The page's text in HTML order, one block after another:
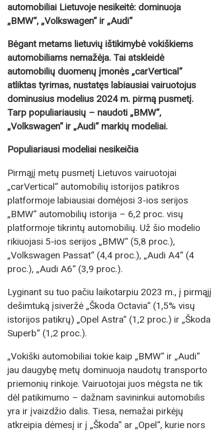
automobiliai Lietuvoje nesikeitė: dominuoja
„BMW“, „Volkswagen“ ir „Audi“
Bėgant metams lietuvių ištikimybė vokiškiems
automobiliams nemažėja. Tai atskleidė
automobilių duomenų įmonės „carVertical“
atliktas tyrimas, nustatęs labiausiai vairuotojus
dominusius modelius 2024 m. pirmą pusmetį.
Tarp populiariausių – naudoti „BMW“,
„Volkswagen“ ir „Audi“ markių modeliai.
Populiariausi modeliai nesikeičia
Pirmąjį metų pusmetį Lietuvos vairuotojai
„carVertical“ automobilių istorijos patikros
platformoje labiausiai domėjosi 3-ios serijos
„BMW“ automobilių istorija – 6,2 proc. visų
platformoje tikrintų automobilių. Už šio modelio
rikiuojasi 5-ios serijos „BMW“ (5,8 proc.),
„Volkswagen Passat“ (4,4 proc.), „Audi A4“ (4
proc.), „Audi A6“ (3,9 proc.).
Lyginant su tuo pačiu laikotarpiu 2023 m., į pirmąjį
dešimtuką įsiveržė „Škoda Octavia“ (1,5% visų
istorijos patikrų) „Opel Astra“ (1,2 proc.) ir „Škoda
Superb“ (1,2 proc.).
„Vokiški automobiliai tokie kaip „BMW“ ir „Audi“
jau daugybę metų dominuoja naudotų transporto
priemonių rinkoje. Vairuotojai juos mėgsta ne tik
dėl patikimumo – dažnam savininkui automobilis
yra ir įvaizdžio dalis. Tiesa, nemažai pirkėjų
atkreipia dėmesį ir į „Škoda“ ar „Opel“, kurie nors